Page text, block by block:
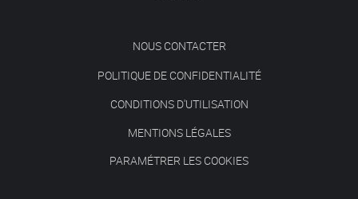
NOUS CONTACTER
POLITIQUE DE CONFIDENTIALITÉ
CONDITIONS D'UTILISATION
MENTIONS LÉGALES
PARAMÉTRER LES COOKIES